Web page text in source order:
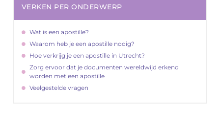
VERKEN PER ONDERWERP
Wat is een apostille?
Waarom heb je een apostille nodig?
Hoe verkrijg je een apostille in Utrecht?
Zorg ervoor dat je documenten wereldwijd erkend
worden met een apostille
Veelgestelde vragen